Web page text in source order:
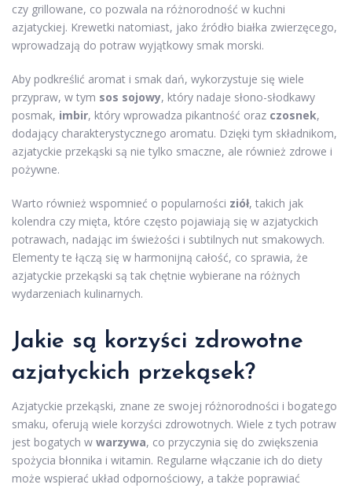
czy grillowane, co pozwala na różnorodność w kuchni
azjatyckiej. Krewetki natomiast, jako źródło białka zwierzęcego,
wprowadzają do potraw wyjątkowy smak morski.
Aby podkreślić aromat i smak dań, wykorzystuje się wiele
przypraw, w tym sos sojowy, który nadaje słono-słodkawy
posmak, imbir, który wprowadza pikantność oraz czosnek,
dodający charakterystycznego aromatu. Dzięki tym składnikom,
azjatyckie przekąski są nie tylko smaczne, ale również zdrowe i
pożywne.
Warto również wspomnieć o popularności ziół, takich jak
kolendra czy mięta, które często pojawiają się w azjatyckich
potrawach, nadając im świeżości i subtilnych nut smakowych.
Elementy te łączą się w harmonijną całość, co sprawia, że
azjatyckie przekąski są tak chętnie wybierane na różnych
wydarzeniach kulinarnych.
Jakie są korzyści zdrowotne
azjatyckich przekąsek?
Azjatyckie przekąski, znane ze swojej różnorodności i bogatego
smaku, oferują wiele korzyści zdrowotnych. Wiele z tych potraw
jest bogatych w warzywa, co przyczynia się do zwiększenia
spożycia błonnika i witamin. Regularne włączanie ich do diety
może wspierać układ odpornościowy, a także poprawiać